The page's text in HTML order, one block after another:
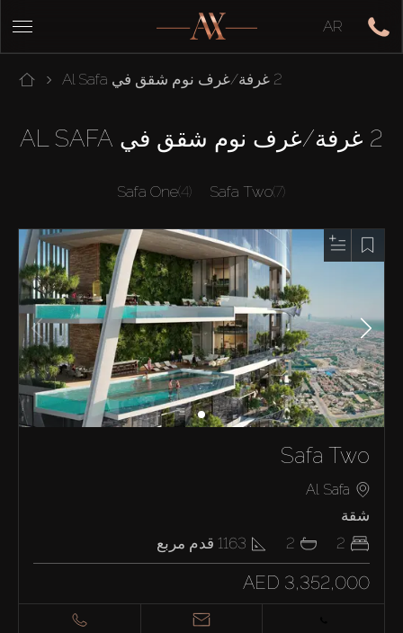
AR
2 غرفة/غرف نوم شقق في Al Safa
2 غرفة/غرف نوم شقق في AL SAFA
Safa One(4) Safa Two(7)
Safa Two
Al Safa
شقة
2
2
1163 قدم مربع
AED 3,352,000